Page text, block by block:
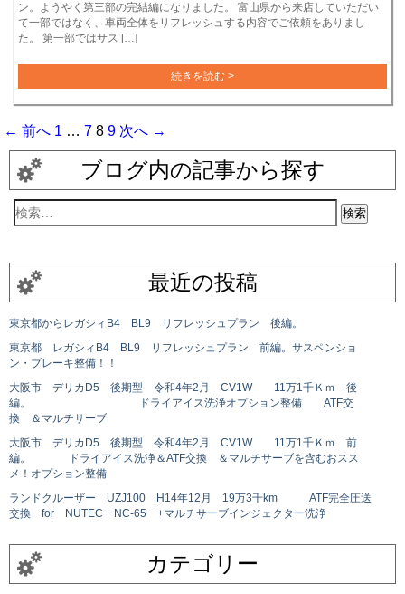
ン。ようやく第三部の完結編になりました。 富山県から来店していただい
て一部ではなく、車両全体をリフレッシュする内容でご依頼をありまし
た。 第一部ではサス […]
続きを読む >
← 前へ 1 … 7 8 9 次へ →
ブログ内の記事から探す
最近の投稿
東京都からレガシィB4 BL9 リフレッシュプラン 後編。
東京都 レガシィB4 BL9 リフレッシュプラン 前編。サスペンショ
ン・ブレーキ整備！！
大阪市 デリカD5 後期型 令和4年2月 CV1W 11万1千Ｋｍ 後
編。 ドライアイス洗浄オプション整備 ATF交
換 ＆マルチサーブ
大阪市 デリカD5 後期型 令和4年2月 CV1W 11万1千Ｋｍ 前
編。 ドライアイス洗浄＆ATF交換 ＆マルチサーブを含むおスス
メ！オプション整備
ランドクルーザー UZJ100 H14年12月 19万3千km ATF完全圧送
交換 for NUTEC NC-65 +マルチサーブインジェクター洗浄
カテゴリー